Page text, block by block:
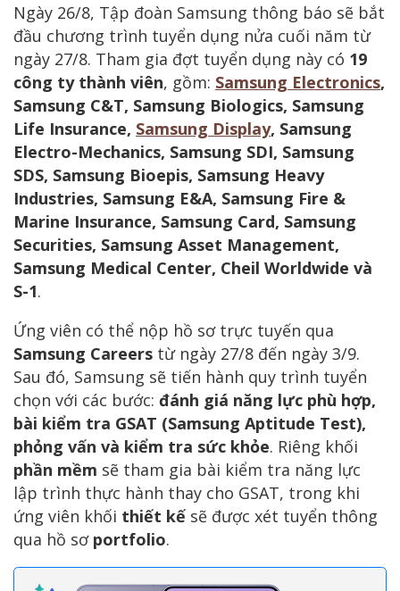
Ngày 26/8, Tập đoàn Samsung thông báo sẽ bắt
đầu chương trình tuyển dụng nửa cuối năm từ
ngày 27/8. Tham gia đợt tuyển dụng này có 19
công ty thành viên, gồm: Samsung Electronics,
Samsung C&T, Samsung Biologics, Samsung
Life Insurance, Samsung Display, Samsung
Electro-Mechanics, Samsung SDI, Samsung
SDS, Samsung Bioepis, Samsung Heavy
Industries, Samsung E&A, Samsung Fire &
Marine Insurance, Samsung Card, Samsung
Securities, Samsung Asset Management,
Samsung Medical Center, Cheil Worldwide và
S-1.
Ứng viên có thể nộp hồ sơ trực tuyến qua
Samsung Careers từ ngày 27/8 đến ngày 3/9.
Sau đó, Samsung sẽ tiến hành quy trình tuyển
chọn với các bước: đánh giá năng lực phù hợp,
bài kiểm tra GSAT (Samsung Aptitude Test),
phỏng vấn và kiểm tra sức khỏe. Riêng khối
phần mềm sẽ tham gia bài kiểm tra năng lực
lập trình thực hành thay cho GSAT, trong khi
ứng viên khối thiết kế sẽ được xét tuyển thông
qua hồ sơ portfolio.